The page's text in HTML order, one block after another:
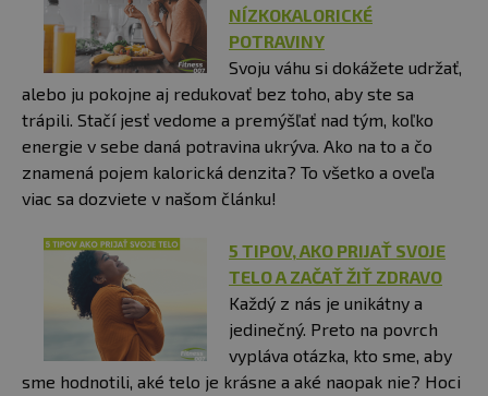
NÍZKOKALORICKÉ
POTRAVINY
Svoju váhu si dokážete udržať,
alebo ju pokojne aj redukovať bez toho, aby ste sa
trápili. Stačí jesť vedome a premýšľať nad tým, koľko
energie v sebe daná potravina ukrýva. Ako na to a čo
znamená pojem kalorická denzita? To všetko a oveľa
viac sa dozviete v našom článku!
5 TIPOV, AKO PRIJAŤ SVOJE
TELO A ZAČAŤ ŽIŤ ZDRAVO
Každý z nás je unikátny a
jedinečný. Preto na povrch
vypláva otázka, kto sme, aby
sme hodnotili, aké telo je krásne a aké naopak nie? Hoci